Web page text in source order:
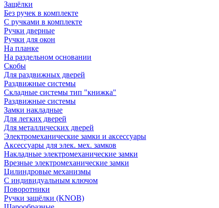
Защёлки
Без ручек в комплекте
С ручками в комплекте
Ручки дверные
Ручки для окон
На планке
На раздельном основании
Скобы
Для раздвижных дверей
Раздвижные системы
Складные системы тип "книжка"
Раздвижные системы
Замки накладные
Для легких дверей
Для металлических дверей
Электромеханические замки и аксессуары
Аксессуары для элек. мех. замков
Накладные электромеханические замки
Врезные электромеханические замки
Цилиндровые механизмы
С индивидуальным ключом
Поворотники
Ручки защёлки (KNOB)